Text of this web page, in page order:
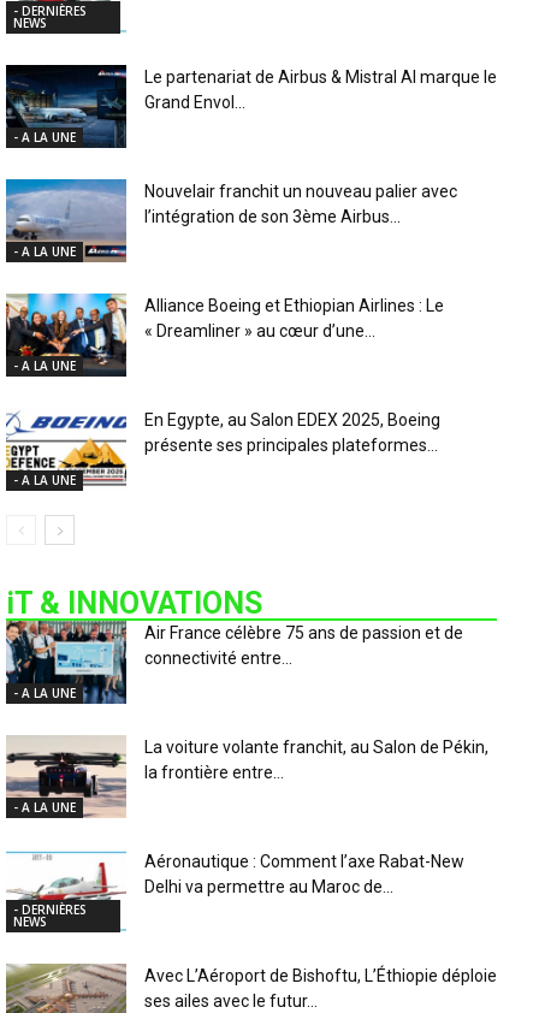
- DERNIÈRES
NEWS
- A LA UNE
Le partenariat de Airbus & Mistral AI marque le
Grand Envol...
- A LA UNE
Nouvelair franchit un nouveau palier avec
l’intégration de son 3ème Airbus...
- A LA UNE
Alliance Boeing et Ethiopian Airlines : Le
« Dreamliner » au cœur d’une...
- A LA UNE
En Egypte, au Salon EDEX 2025, Boeing
présente ses principales plateformes...
iT & INNOVATIONS
- A LA UNE
Air France célèbre 75 ans de passion et de
connectivité entre...
- A LA UNE
La voiture volante franchit, au Salon de Pékin,
la frontière entre...
- DERNIÈRES
NEWS
Aéronautique : Comment l’axe Rabat-New
Delhi va permettre au Maroc de...
Avec L’Aéroport de Bishoftu, L’Éthiopie déploie
ses ailes avec le futur...